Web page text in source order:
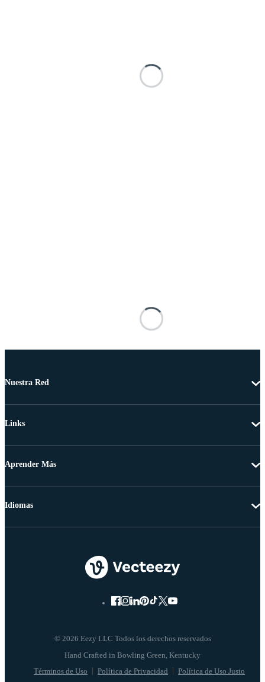
Nuestra Red
Links
Aprender Más
© 2026 Eezy LLC Todos los derechos reservados
Términos de Uso Política de Privacidad Política de Uso Justo
Idiomas